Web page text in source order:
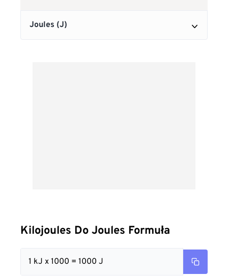
Kilojoules Do Joules Formuła
1 kJ x 1000 = 1000 J